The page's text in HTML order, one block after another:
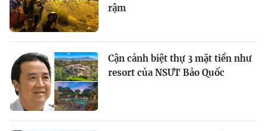
rậm
Cận cảnh biệt thự 3 mặt tiền như
resort của NSƯT Bảo Quốc